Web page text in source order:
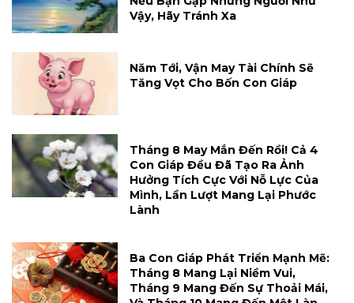
Vậy, Hãy Tránh Xa
Năm Tới, Vận May Tài Chính Sẽ
Tăng Vọt Cho Bốn Con Giáp
Tháng 8 May Mắn Đến Rồi! Cả 4
Con Giáp Đều Đã Tạo Ra Ảnh
Hưởng Tích Cực Với Nỗ Lực Của
Mình, Lần Lượt Mang Lại Phước
Lành
Ba Con Giáp Phát Triển Mạnh Mẽ:
Tháng 8 Mang Lại Niềm Vui,
Tháng 9 Mang Đến Sự Thoải Mái,